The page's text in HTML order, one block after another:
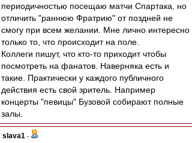
периодичностью посещаю матчи Спартака, но
отличить "раннюю Фратрию" от поздней не
смогу при всем желании. Мне лично интересно
только то, что происходит на поле.
Коллеги пишут, что кто-то приходит чтобы
посмотреть на фанатов. Наверняка есть и
такие. Практически у каждого публичного
действия есть свой зритель. Например
концерты "певицы" Бузовой собирают полные
залы.
slava1 -